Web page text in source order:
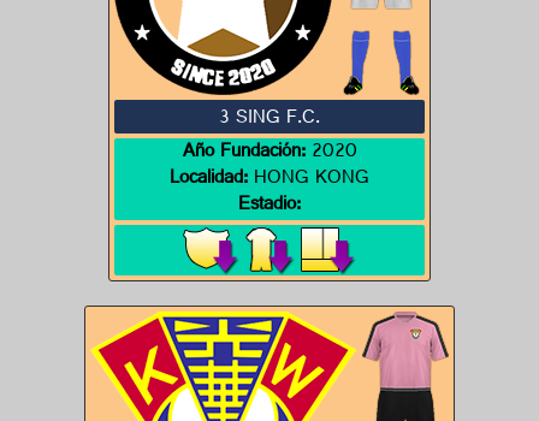
3 SING F.C.
Año Fundación:2020
Localidad:HONG KONG
Estadio: